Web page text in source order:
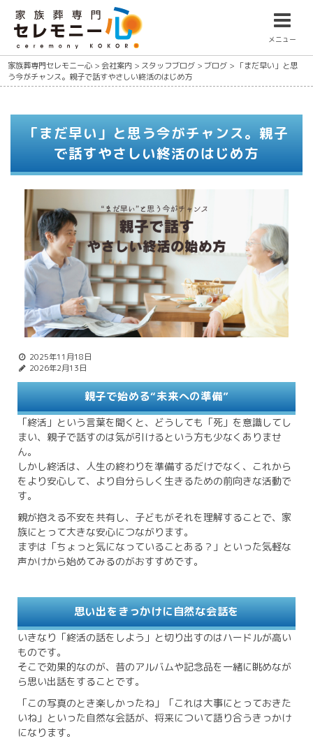
メニュー
家族葬専門セレモニー心 >会社案内 > スタッフブログ > ブログ > 「まだ早い」と思
う今がチャンス。親子で話すやさしい終活のはじめ方
「まだ早い」と思う今がチャンス。親子
で話すやさしい終活のはじめ方
2025年11月18日
2026年2月13日
親子で始める“未来への準備”
「終活」という言葉を聞くと、どうしても「死」を意識してし
まい、親子で話すのは気が引けるという方も少なくありませ
ん。
しかし終活は、人生の終わりを準備するだけでなく、これから
をより安心して、より自分らしく生きるための前向きな活動で
す。
親が抱える不安を共有し、子どもがそれを理解することで、家
族にとって大きな安心につながります。
まずは「ちょっと気になっていることある？」といった気軽な
声かけから始めてみるのがおすすめです。
思い出をきっかけに自然な会話を
いきなり「終活の話をしよう」と切り出すのはハードルが高い
ものです。
そこで効果的なのが、昔のアルバムや記念品を一緒に眺めなが
ら思い出話をすることです。
「この写真のとき楽しかったね」「これは大事にとっておきた
いね」といった自然な会話が、将来について語り合うきっかけ
になります。